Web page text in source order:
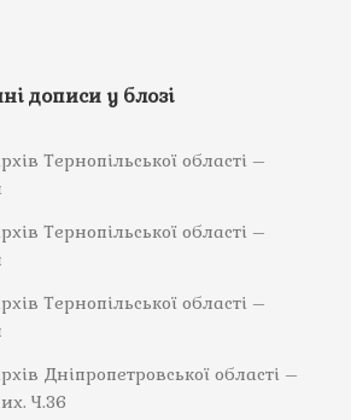
дописи у блозі
Тернопільської області –
Тернопільської області –
Тернопільської області –
Дніпропетровської області –
Ч.36